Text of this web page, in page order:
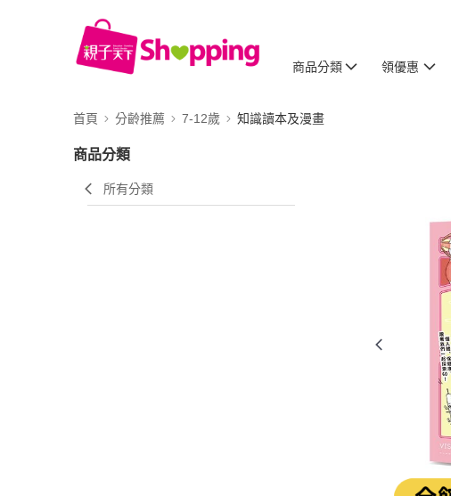
商品分類 領優惠
首頁 分齡推薦 7-12歲 知識讀本及漫畫
商品分類
所有分類